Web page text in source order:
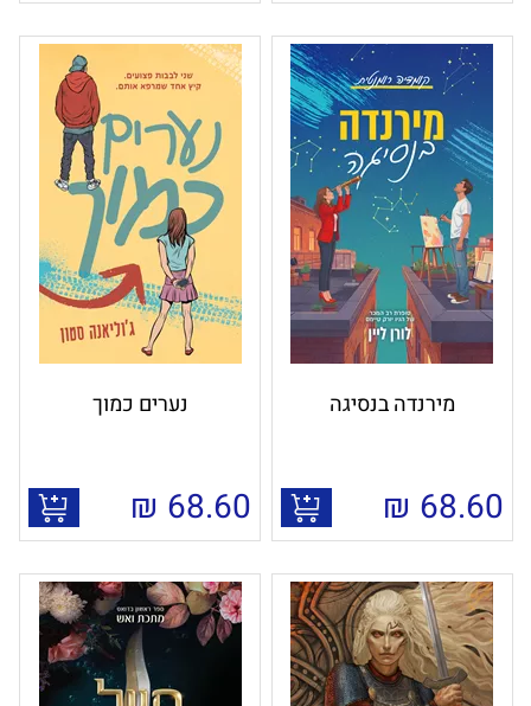
מירנדה בנסיגה
68.60
₪
נערים כמוך
68.60
₪